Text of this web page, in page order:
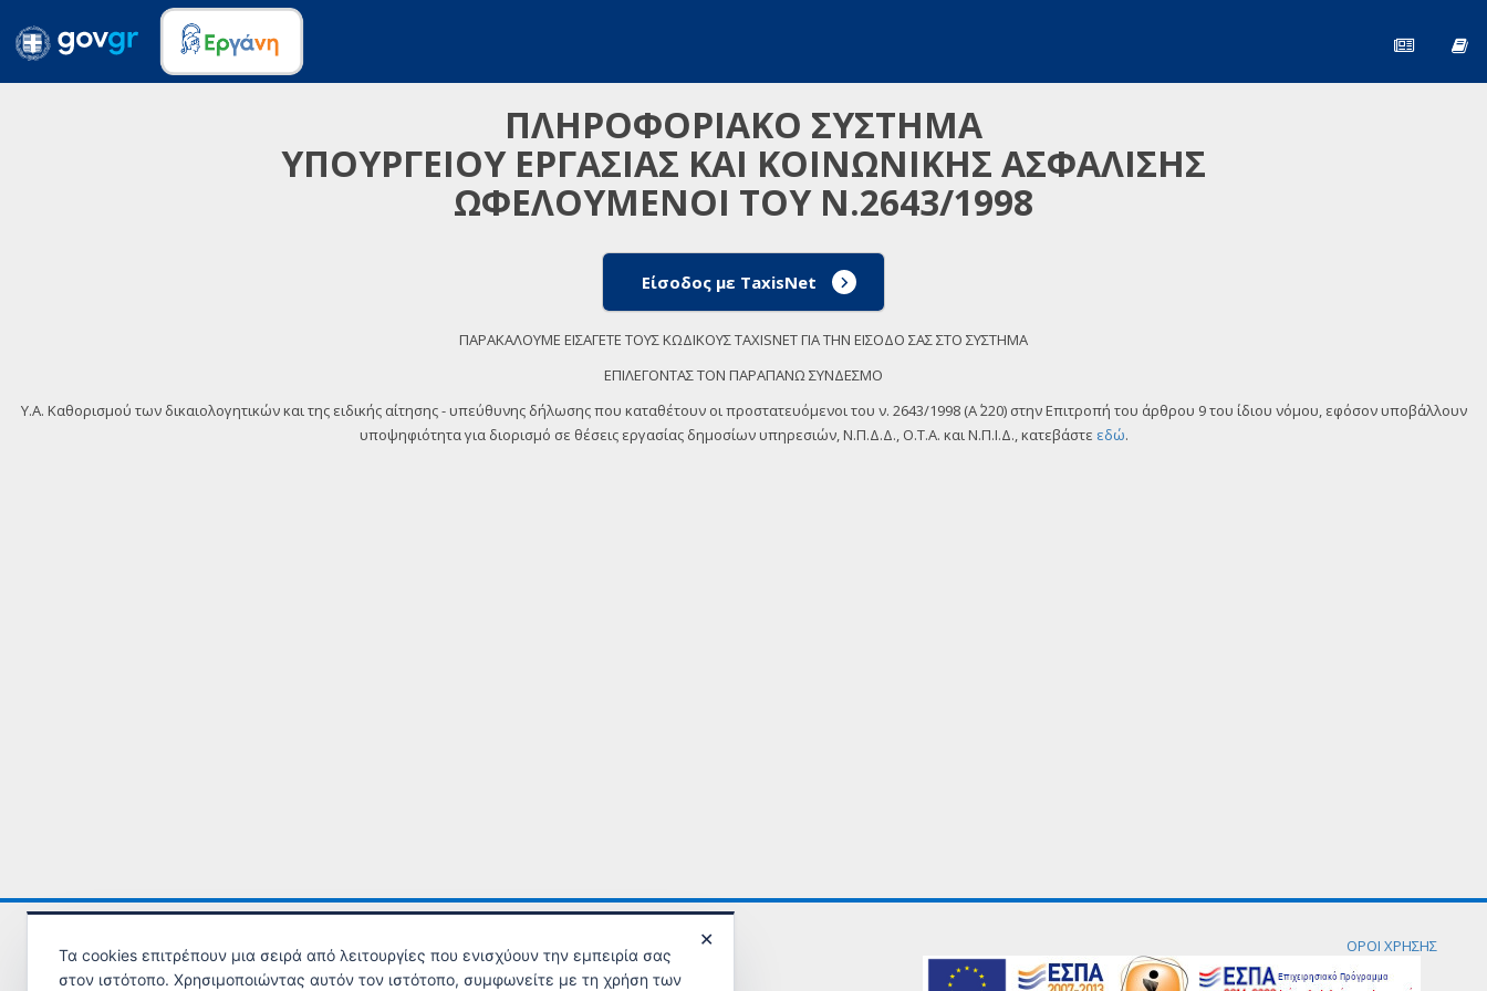
ΠΛΗΡΟΦΟΡΙΑΚΟ ΣΥΣΤΗΜΑ
ΥΠΟΥΡΓΕΙΟΥ ΕΡΓΑΣΙΑΣ ΚΑΙ ΚΟΙΝΩΝΙΚΗΣ ΑΣΦΑΛΙΣΗΣ
ΩΦΕΛΟΥΜΕΝΟΙ ΤΟΥ Ν.2643/1998
Είσοδος με TaxisNet
ΠΑΡΑΚΑΛΟΥΜΕ ΕΙΣΑΓΕΤΕ ΤΟΥΣ ΚΩΔΙΚΟΥΣ TAXISNET ΓΙΑ ΤΗΝ ΕΙΣΟΔΟ ΣΑΣ ΣΤΟ ΣΥΣΤΗΜΑ
ΕΠΙΛΕΓΟΝΤΑΣ ΤΟΝ ΠΑΡΑΠΑΝΩ ΣΥΝΔΕΣΜΟ
Y.A. Καθορισμού των δικαιολογητικών και της ειδικής αίτησης - υπεύθυνης δήλωσης που καταθέτουν οι προστατευόμενοι του ν. 2643/1998 (Α΄ 220) στην Επιτροπή του άρθρου 9 του ίδιου νόμου, εφόσον υποβάλλουν
υποψηφιότητα για διορισμό σε θέσεις εργασίας δημοσίων υπηρεσιών, Ν.Π.Δ.Δ., Ο.Τ.Α. και Ν.Π.Ι.Δ., κατεβάστε εδώ.
ΟΡΟΙ ΧΡΗΣΗΣ
✕
Τα cookies επιτρέπουν μια σειρά από λειτουργίες που ενισχύουν την εμπειρία σας
στον ιστότοπο. Χρησιμοποιώντας αυτόν τον ιστότοπο, συμφωνείτε με τη χρήση των